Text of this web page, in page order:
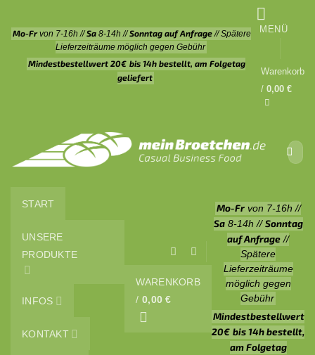
Inhalt
springen
Mo-Frvon 7-16h //Sa8-14h //Sonntag auf Anfrage// Spätere
Lieferzeiträume möglich gegen Gebühr
Mindestbestellwert 20€ bis 14h bestellt, am Folgetag
geliefert
MENÜ
Warenkorb
/ 0,00 €
nach:
START
UNSERE
PRODUKTE
INFOS
KONTAKT
WARENKORB
/ 0,00€
Mo-Fr von 7-16h //
Sa8-14h // Sonntag
auf Anfrage //
Spätere
Lieferzeiträume
möglich gegen
Gebühr
Mindestbestellwert
20€ bis 14h bestellt,
am Folgetag